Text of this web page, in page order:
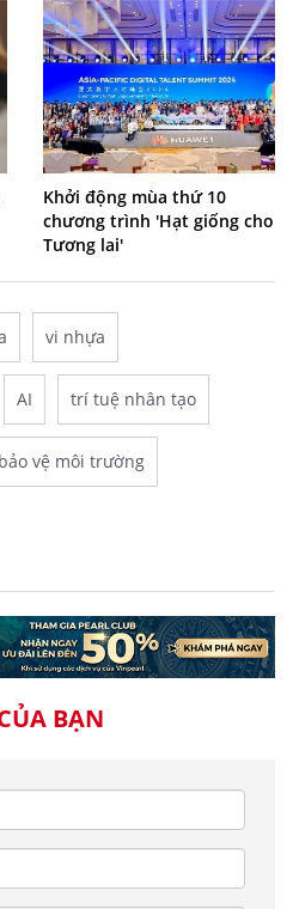
Khởi động mùa thứ 10
chương trình 'Hạt giống cho
Tương lai'
vi nhựa
AI trí tuệ nhân tạo
bảo vệ môi trường
BẠN